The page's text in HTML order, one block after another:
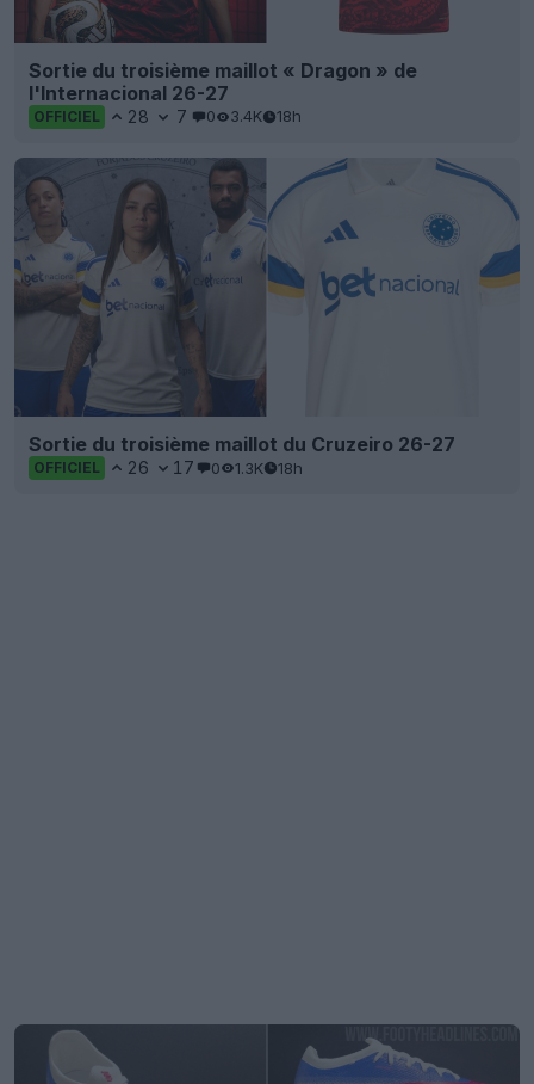
Sortie du troisième maillot « Dragon » de
l'Internacional 26-27
OFFICIEL 28 7 0 3.4K 18h
Sortie du troisième maillot du Cruzeiro 26-27
OFFICIEL 26 17 0 1.3K 18h